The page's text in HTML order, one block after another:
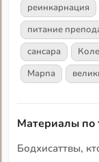
реинкарнация
питание
сансара
Марпа
Материалы по
Бодхисаттвы,